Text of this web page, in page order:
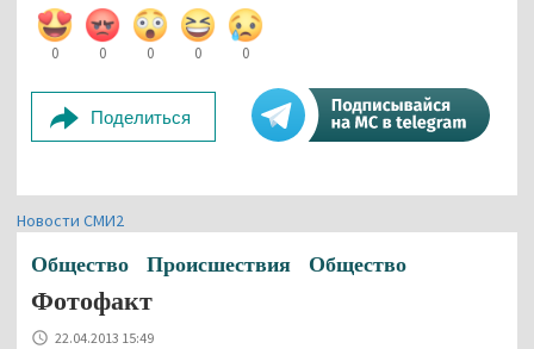
0 0 0 0 0
Поделиться
Новости СМИ2
Общество Происшествия Общество
Фотофакт
22.04.2013 15:49